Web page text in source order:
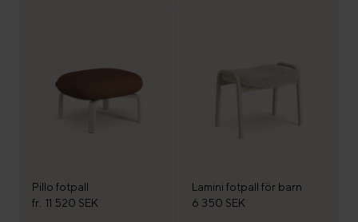
Pillo fotpall
fr. 11 520 SEK
Lamini fotpall för barn
6 350 SEK